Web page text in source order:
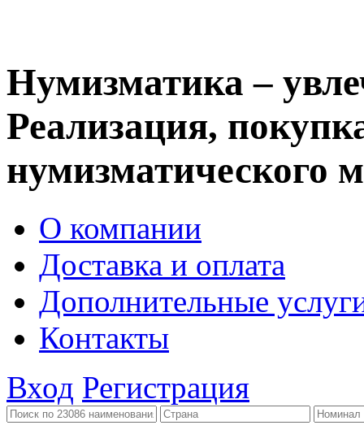
Нумизматика –
Реализация,
нумизматического
О компании
Доставка и оплата
Дополнительные
Контакты
Вход Регистрация